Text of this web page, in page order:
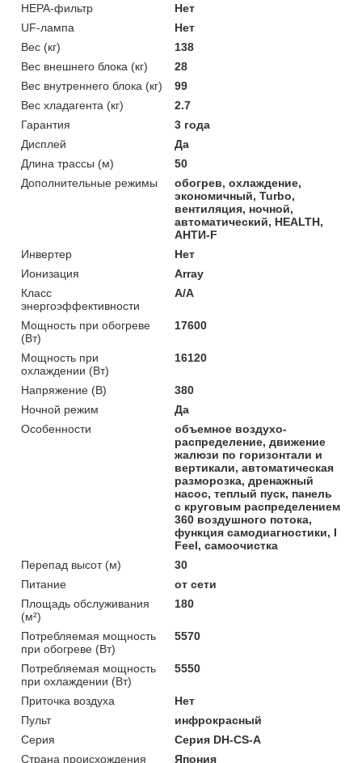
HEPA-фильтр
Нет
UF-лампа
Нет
Вес (кг)
138
Вес внешнего блока (кг)
28
Вес внутреннего блока (кг)
99
Вес хладагента (кг)
2.7
Гарантия
3 года
Дисплей
Да
Длина трассы (м)
50
Дополнительные режимы
обогрев, охлаждение,
экономичный, Turbo,
вентиляция, ночной,
автоматический, HEALTH,
АНТИ-F
Инвертер
Нет
Ионизация
Array
Класс
энергоэффективности
A/A
Мощность при обогреве
(Вт)
17600
Мощность при
охлаждении (Вт)
16120
Напряжение (В)
380
Ночной режим
Да
Особенности
объемное воздухо-
распределение, движение
жалюзи по горизонтали и
вертикали, автоматическая
разморозка, дренажный
насос, теплый пуск, панель
с круговым распределением
360 воздушного потока,
функция самодиагностики, I
Feel, самоочистка
Перепад высот (м)
30
Питание
от сети
Площадь обслуживания
(м²)
180
Потребляемая мощность
при обогреве (Вт)
5570
Потребляемая мощность
при охлаждении (Вт)
5550
Приточка воздуха
Нет
Пульт
инфрокрасный
Серия
Серия DH-CS-A
Страна происхождения
Япония